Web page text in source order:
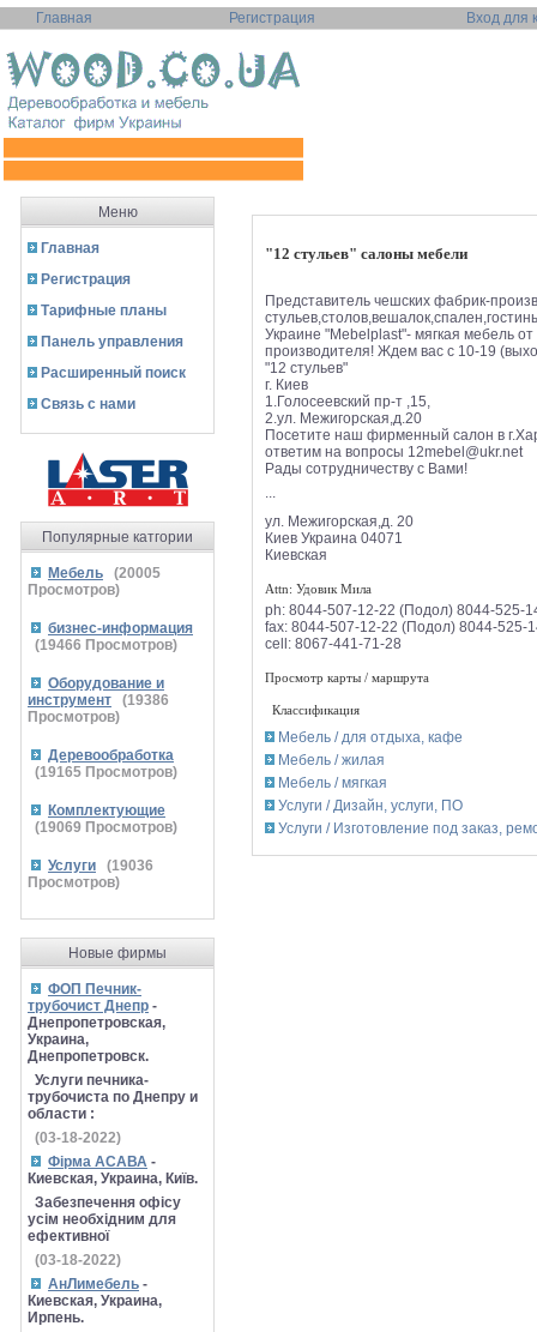
Главная Регистрация Вход для
Меню
Главная
Регистрация
Тарифные планы
Панель управления
Расширенный поиск
Связь с нами
Популярные катгории
Мебель (20005
Просмотров)
бизнес-информация
(19466 Просмотров)
Оборудование и
инструмент
(19386
Просмотров)
Деревообработка
(19165 Просмотров)
Комплектующие
(19069 Просмотров)
Услуги (19036
Просмотров)
Новые фирмы
ФОП Печник-
трубочист Днепр -
Днепропетровская,
Украина,
Днепропетровск.
Услуги печника-
трубочиста по Днепру и
области :
(03-18-2022)
Фірма АСАВА -
Киевская, Украина, Київ.
Забезпечення офісу
усім необхідним для
ефективної
(03-18-2022)
АнЛимебель -
Киевская, Украина,
Ирпень.
"12 стульев" салоны мебели
Представитель чешских фабрик-
Украине "Mebelplast"- мягкая мебель от
производителя! Ждем вас с 10-19
"12 стульев"
г. Киев
1.Голосеевский пр-т ,15,
2.ул. Межигорская,д.20
Посетите наш фирменный салон в
ответим на вопросы 12mebel@ukr.net
Рады сотрудничеству с Вами!
ул. Межигорская,д. 20
Киев Украина 04071
Киевская
Attn: Удовик Мила
ph: 8044-507-12-22 (Подол) 8044-525-
fax: 8044-507-12-22 (Подол) 8044-525-
cell: 8067-441-71-28
Просмотр карты / маршрута
Классификация
Мебель / для отдыха, кафе
Мебель / жилая
Мебель / мягкая
Услуги / Дизайн, услуги, ПО
Услуги / Изготовление под заказ,